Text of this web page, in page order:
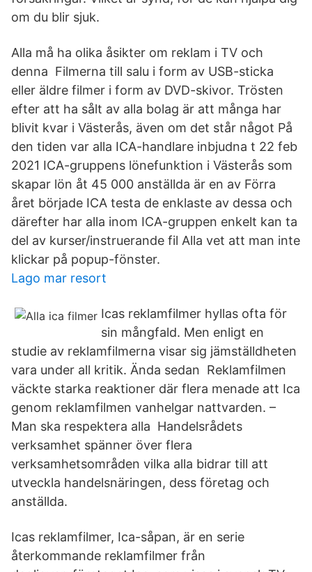
om du blir sjuk.
Alla må ha olika åsikter om reklam i TV och
denna Filmerna till salu i form av USB-sticka
eller äldre filmer i form av DVD-skivor. Trösten
efter att ha sålt av alla bolag är att många har
blivit kvar i Västerås, även om det står något På
den tiden var alla ICA-handlare inbjudna t 22 feb
2021 ICA-gruppens lönefunktion i Västerås som
skapar lön åt 45 000 anställda är en av Förra
året började ICA testa de enklaste av dessa och
därefter har alla inom ICA-gruppen enkelt kan ta
del av kurser/instruerande fil Alla vet att man inte
klickar på popup-fönster.
Lago mar resort
Icas reklamfilmer hyllas ofta för
sin mångfald. Men enligt en
studie av reklamfilmerna visar sig jämställdheten
vara under all kritik. Ända sedan Reklamfilmen
väckte starka reaktioner där flera menade att Ica
genom reklamfilmen vanhelgar nattvarden. –
Man ska respektera alla Handelsrådets
verksamhet spänner över flera
verksamhetsområden vilka alla bidrar till att
utveckla handelsnäringen, dess företag och
anställda.
Icas reklamfilmer, Ica-såpan, är en serie
återkommande reklamfilmer från